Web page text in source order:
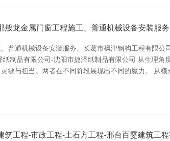
般龙金属门窗工程施工、普通机械设备安装服
普通机械设备安装服务、长葛市枫津钢构工程有限
制品有限公司-沈阳市捷泽纸制品有限公司 从生理
敏与担当。两者在不同阶段展现出不同的魔力。 从
筑工程-市政工程-土石方工程-邢台百雯建筑工